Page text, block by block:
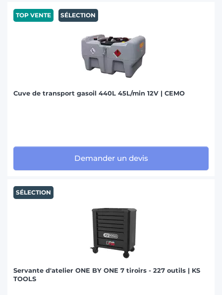
TOP VENTE SÉLECTION
Cuve de transport gasoil 440L 45L/min 12V | CEMO
Demander un devis
SÉLECTION
Servante d'atelier ONE BY ONE 7 tiroirs - 227 outils | KS
TOOLS